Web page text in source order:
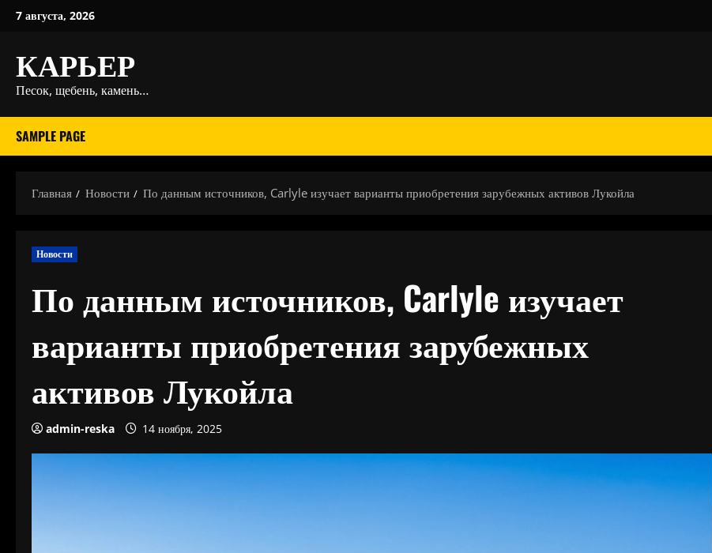
Перейти
7 августа, 2026
КАРЬЕР
Песок, щебень, камень…
SAMPLE PAGE
Главная Новости По данным источников, Carlyle изучает варианты приобретения зарубежных активов Лукойла
Новости
По данным источников, Carlyle изучает
варианты приобретения зарубежных
активов Лукойла
admin-reska 14 ноября, 2025